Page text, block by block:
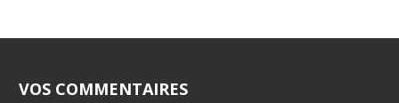
VOS COMMENTAIRES